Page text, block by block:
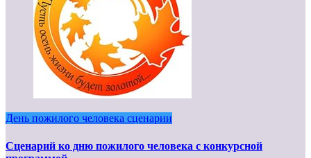
День пожилого человека сценарии
Сценарий ко дню пожилого человека с конкурсной